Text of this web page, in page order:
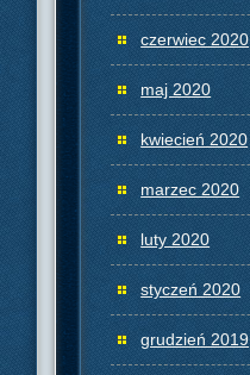
czerwiec 2020
maj 2020
kwiecień 2020
marzec 2020
luty 2020
styczeń 2020
grudzień 2019